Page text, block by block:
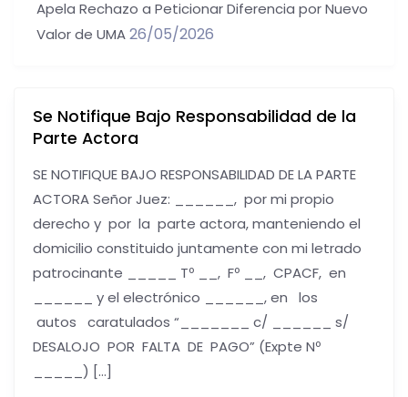
Se Notifique Bajo Responsabilidad de la
Parte Actora
SE NOTIFIQUE BAJO RESPONSABILIDAD DE LA PARTE
ACTORA Señor Juez: ______, por mi propio
derecho y por la parte actora, manteniendo el
domicilio constituido juntamente con mi letrado
patrocinante _____ Tº __, Fº __, CPACF, en
______ y el electrónico ______, en los
autos caratulados “_______ c/ ______ s/
DESALOJO POR FALTA DE PAGO” (Expte Nº
_____) […]
Apela Rechazo a Peticionar Diferencia por Nuevo
Valor de UMA26/05/2026